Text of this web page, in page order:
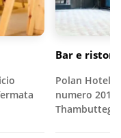
Bar e
Polan Hotel
numero 201